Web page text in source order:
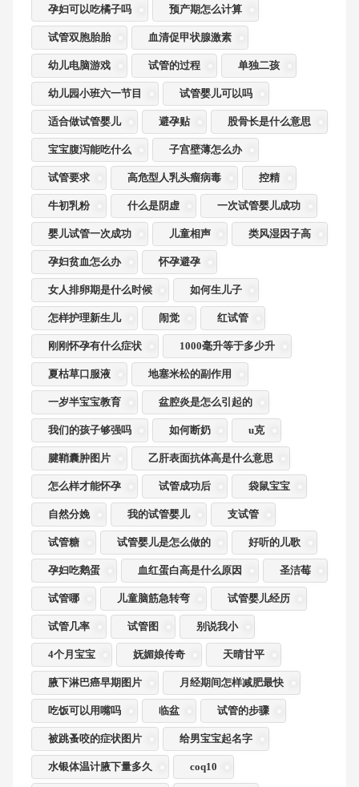
孕妇可以吃橘子吗 预产期怎么计算
试管双胞胎胎 血清促甲状腺激素
幼儿电脑游戏 试管的过程 单独二孩
幼儿园小班六一节目 试管婴儿可以吗
适合做试管婴儿 避孕贴 股骨长是什么意思
宝宝腹泻能吃什么 子宫壁薄怎么办
试管要求 高危型人乳头瘤病毒 控精
牛初乳粉 什么是阴虚 一次试管婴儿成功
婴儿试管一次成功 儿童相声 类风湿因子高
孕妇贫血怎么办 怀孕避孕
女人排卵期是什么时候 如何生儿子
怎样护理新生儿 闹觉 红试管
刚刚怀孕有什么症状 1000毫升等于多少升
夏枯草口服液 地塞米松的副作用
一岁半宝宝教育 盆腔炎是怎么引起的
我们的孩子够强吗 如何断奶 u克
腱鞘囊肿图片 乙肝表面抗体高是什么意思
怎么样才能怀孕 试管成功后 袋鼠宝宝
自然分娩 我的试管婴儿 支试管
试管糖 试管婴儿是怎么做的 好听的儿歌
孕妇吃鹅蛋 血红蛋白高是什么原因 圣洁莓
试管哪 儿童脑筋急转弯 试管婴儿经历
试管几率 试管图 别说我小
4个月宝宝 妩媚娘传奇 天晴甘平
腋下淋巴癌早期图片 月经期间怎样减肥最快
吃饭可以用嘴吗 临盆 试管的步骤
被跳蚤咬的症状图片 给男宝宝起名字
水银体温计腋下量多久 coq10